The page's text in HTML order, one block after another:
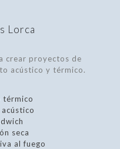
Lorca
crear proyectos de
acústico y térmico.
térmico
seca
al fuego